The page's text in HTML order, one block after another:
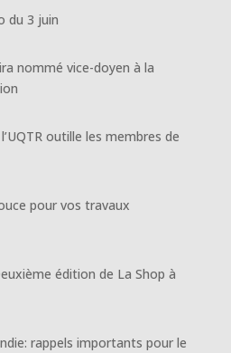
du 3 juin
nommé vice-doyen à la
outille les membres de
pour vos travaux
édition de La Shop à
rappels importants pour le